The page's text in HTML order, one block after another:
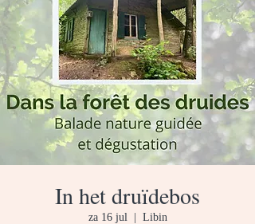
In het druïdebos
za 16 jul
  |
Libin